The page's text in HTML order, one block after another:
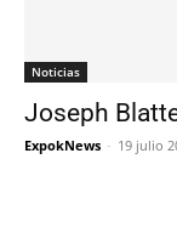
Noticias
Joseph
ExpokNews - 19 julio